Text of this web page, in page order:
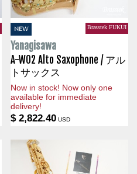
NEW Brasstek FUKUI
Yanagisawa
A-WO2 Alto Saxophone / アル
トサックス
Now in stock! Now only one
available for immediate
delivery!
$ 2,822.40USD